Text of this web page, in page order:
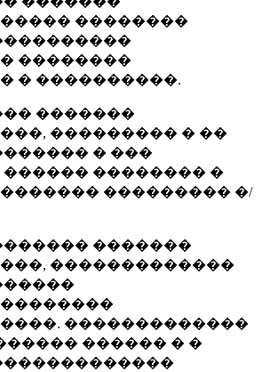
��������
��������
� ����������.
�������
��������� � ��
� ���
�������� �
��������� �/
�������
�������������
�������������
������ � �